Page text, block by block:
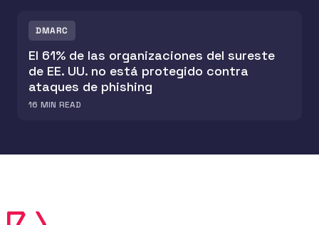
DMARC
El 61% de las organizaciones del sureste
de EE. UU. no está protegido contra
ataques de phishing
16 MIN READ